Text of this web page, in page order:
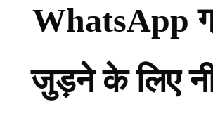
WhatsApp
जुड़ने के लिए